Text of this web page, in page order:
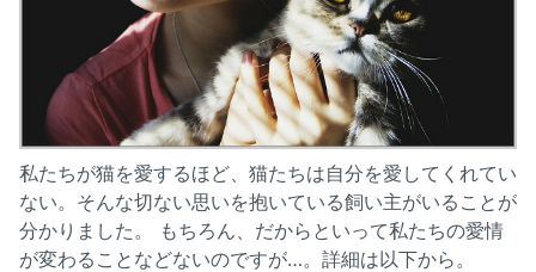
私たちが猫を愛するほど、猫たちは自分を愛してくれてい
ない。そんな切ない思いを抱いている飼い主がいることが
分かりました。 もちろん、だからといって私たちの愛情
が変わることなどないのですが…。詳細は以下から。